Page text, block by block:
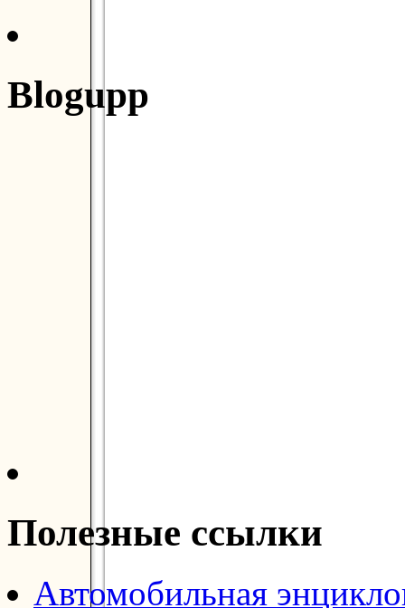
Blogupp
Полезные ссылки
Автомобильная